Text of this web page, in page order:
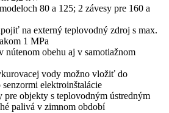
80 a 125; 2 závesy pre 160 a
na externý teplovodný zdroj s max.
1 MPa
nútenom obehu aj v samotiažnom
vody možno vložiť do
senzormi elektroinštalácie
pre objekty s teplovodným ústredným
palivá v zimnom období